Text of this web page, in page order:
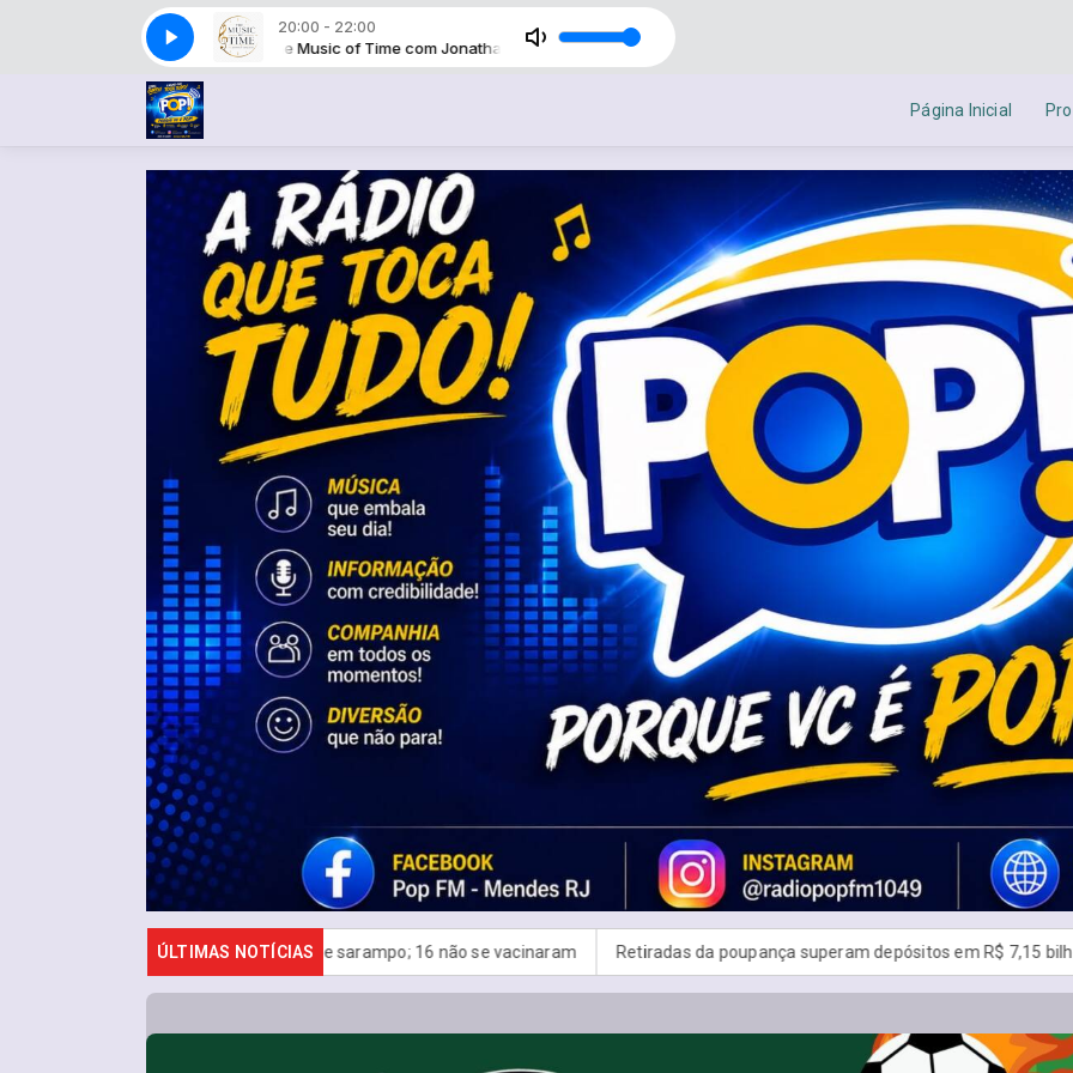
20:00 - 22:00
The Music of Time com Jonathan GonçalvesThe Music of Time com Jonathan Gonçalves
Página Inicial
ÚLTIMAS NOTÍCIAS
de sarampo; 16 não se vacinaram Retiradas da poupança superam depósitos em R$ 7,15 bilhões em julho Candidatos do